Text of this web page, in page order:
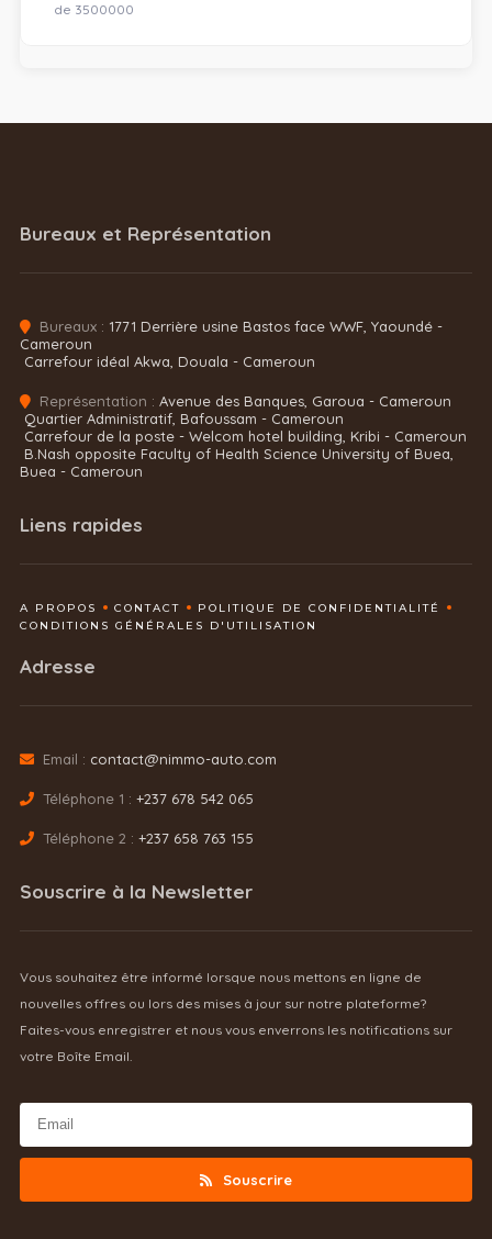
de 3500000
Bureaux et Représentation
Bureaux : 1771 Derrière usine Bastos face WWF, Yaoundé -
Cameroun
Carrefour idéal Akwa, Douala - Cameroun
Représentation : Avenue des Banques, Garoua - Cameroun
Quartier Administratif, Bafoussam - Cameroun
Carrefour de la poste - Welcom hotel building, Kribi - Cameroun
B.Nash opposite Faculty of Health Science University of Buea,
Buea - Cameroun
Liens rapides
A PROPOS CONTACT
POLITIQUE DE CONFIDENTIALITÉ
CONDITIONS GÉNÉRALES D'UTILISATION
Adresse
Email : contact@nimmo-auto.com
Téléphone 1 : +237 678 542 065
Téléphone 2 : +237 658 763 155
Souscrire à la Newsletter
Vous souhaitez être informé lorsque nous mettons en ligne de
nouvelles offres ou lors des mises à jour sur notre plateforme?
Faites-vous enregistrer et nous vous enverrons les notifications sur
votre Boîte Email.
Souscrire